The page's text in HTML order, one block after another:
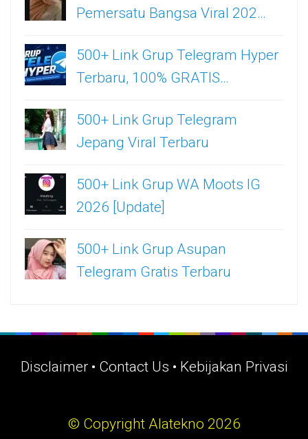
Pemersatu Bangsa Viral 202…
500+ Link Grup Telegram Hyper
Terbaru, 100% GRATIS…
500+ Link Grup Telegram
Jepang Viral Terbaru
500+ Link Grup WA Moots IG
2026 [Update]
500+ Link Grup Asupan
Telegram Gratis Terbaru
Disclaimer• Contact Us • Kebijakan Privasi
© Copyright Alatekno 2026